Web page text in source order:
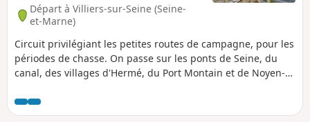
Départ à Villiers-sur-Seine (Seine-
et-Marne)
Circuit privilégiant les petites routes de campagne, pour les
périodes de chasse. On passe sur les ponts de Seine, du
canal, des villages d'Hermé, du Port Montain et de Noyen-
difficulté particulière et points d'eau dans les villages.